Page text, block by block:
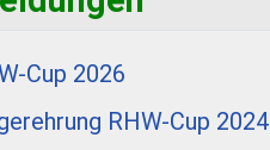
Cup 2026
RHW-Cup 2024